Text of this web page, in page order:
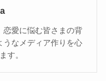
恋愛に悩む皆さまの背
うなメディア作りを心
す。